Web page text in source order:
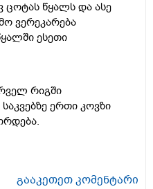
ცოტას წყალს და ასე
ვერეკარება
ესეთი
რიგში
ერთი კოვზი
გააკეთეთ კომენტარი